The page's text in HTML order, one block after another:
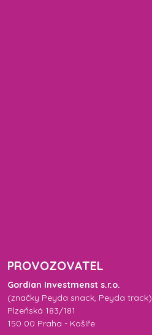
PROVOZOVATEL
Gordian Investmenst s.r.o.
(značky Peyda snack Peyda track)
Plzeňská 183/181
150 00 Praha - Košíře